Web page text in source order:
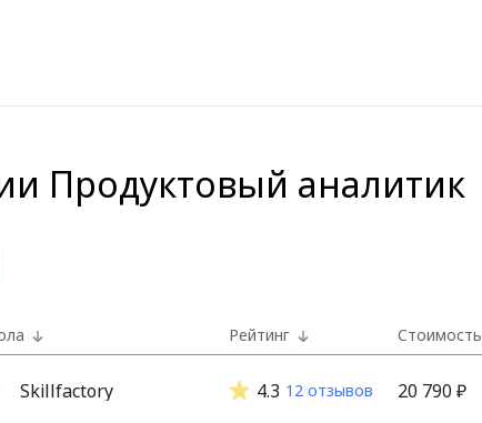
Продуктовый аналитик
Рейтинг Стоимость
Skillfactory 4.3 12 отзывов 20 790 ₽